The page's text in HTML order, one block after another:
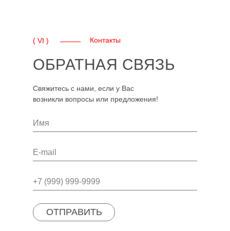
ОБРАТНАЯ СВЯЗЬ
Свяжитесь с нами, если у Вас
возникли вопросы или предложения!
ОТПРАВИТЬ
( VI ) Контакты